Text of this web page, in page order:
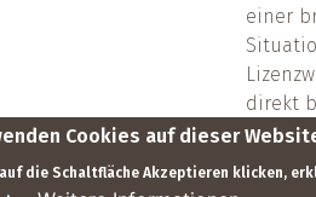
einer
direkt
Cookies auf dieser
auf die Schaltfläche Akzeptieren klicken,